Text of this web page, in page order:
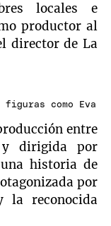
locales e
productor al
director de La
como Eva
entre
y dirigida por
historia de
por
la reconocida